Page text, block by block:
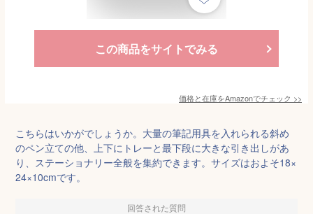
この商品をサイトでみる
価格と在庫をAmazonでチェック >>
こちらはいかがでしょうか。大量の筆記用具を入れられる斜め
のペン立ての他、上下にトレーと最下段に大きな引き出しがあ
り、ステーショナリー全般を集約できます。サイズはおよそ18×
24×10cmです。
回答された質問